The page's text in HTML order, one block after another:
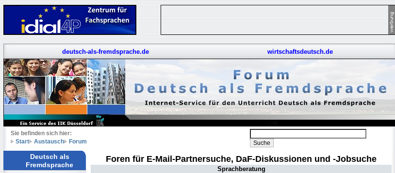
deutsch-als-fremdsprache.de wirtschaftsdeutsch.de
Sie befinden sich hier:
Start
Austausch Forum
Deutsch als
Fremdsprache
Foren für E-Mail-Partnersuche, DaF-Diskussionen und -Jobsuche
Sprachberatung